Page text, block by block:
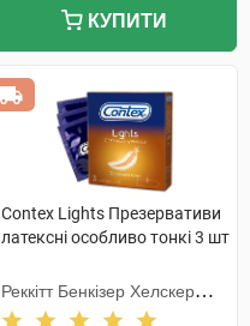
КУПИТИ
Contex Lights Презервативи
латексні особливо тонкі 3 шт
Реккітт Бенкізер Хелскер
Мануфектурінг